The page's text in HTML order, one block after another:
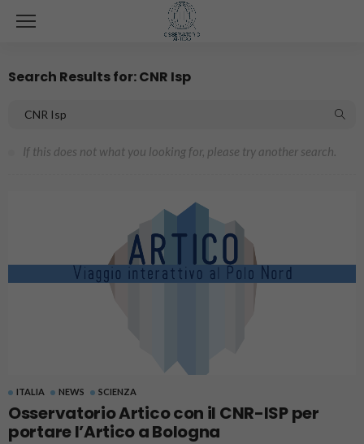
Search Results for: CNR Isp
If this does not what you looking for, please try another search.
ITALIA NEWS SCIENZA
Osservatorio Artico con il CNR-ISP per
portare l’Artico a Bologna